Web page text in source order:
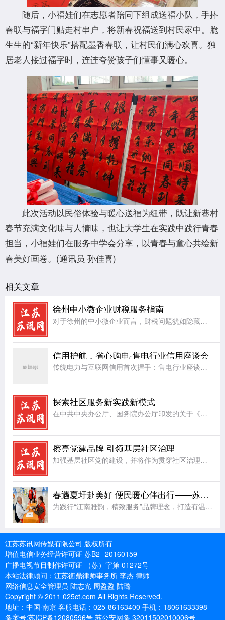
随后，小福娃们在志愿者陪同下组成送福小队，手捧
春联与福字门贴走村串户，将新春祝福送到村民家中。脆
生生的“新年快乐”搭配墨香春联，让村民们满心欢喜。独
居老人接过福字时，连连夸赞孩子们懂事又暖心。
此次活动以民俗体验与暖心送福为纽带，既让新巷村
春节充满文化味与人情味，也让大学生在实践中践行青春
担当，小福娃们在服务中学会分享，以青春与童心共绘新
春美好画卷。(通讯员 孙佳喜)
相关文章
徐州中小微企业财税服务指南
对于徐州的中小微企业而言，财税问题犹如隐藏在暗处的礁石，随时可能给企业的稳定航行带来阻碍。首先，账务处理方面，许多中小微企业因人力、资金有限，缺乏专业的会计团队，导致账务混乱，账目不清，影响企业对自身
信用护航，省心购电·售电行业信用座谈会
传统电力与互联网信用首次握手：售电行业座谈会在杭召开，共探信用破题路径一场“互联网+电力”的跨界对话，正在让企业用电从“盲选”走向“省心选”。“十五五”规划明确提出建设能源强国，全国统一电力市场正朝着
探索社区服务新实践新模式
在中共中央办公厅、国务院办公厅印发的关于《加强社区工作者队伍建设的意见》中有明确意见，对社区工作者服务队伍建设提出了更高要求，社区工作者在日常工作当中，服务是首位，在切实把社区居民群众大小事情办好的同
擦亮党建品牌 引领基层社区治理
加强基层社区党的建设，并将作为贯穿社区治理的一条主线，让基层党组织建设成为引领基层社区治理的坚强堡垒。近年来，射阳县合德镇兴庆社区把基层社区治理工作和完善治理服务体制机制、服务设施、服务能力和水平建设
春遇夏圩赴美好 便民暖心伴出行——苏州地铁8号线夏圩站公益便民活动圆满举办
为践行“江南雅韵，精致服务”品牌理念，打造有温度的地铁公共空间，4月8日，苏州地铁8号线夏圩站联合姑苏区乐助社工事务所，成功举办“春遇夏圩·赴美好”公益便民主题活动。活动以春日便民、非遗手作、趣味互动
江苏苏讯网传媒有限公司 版权所有
增值电信业务经营许可证 苏B2--20160159
广播电视节目制作许可证 （苏）字第 01272号
本站法律顾问：江苏衡鼎律师事务所 李杰 律师
网络信息安全管理员 陆志光 周盈盈 陆璐
Copyright © 2011 025ct.com All Rights Reserved.
地址：中国·南京 客服电话：025-86163400 手机：18061633398
备案号:苏ICP备12080596号 苏公安网备 32011502010006号